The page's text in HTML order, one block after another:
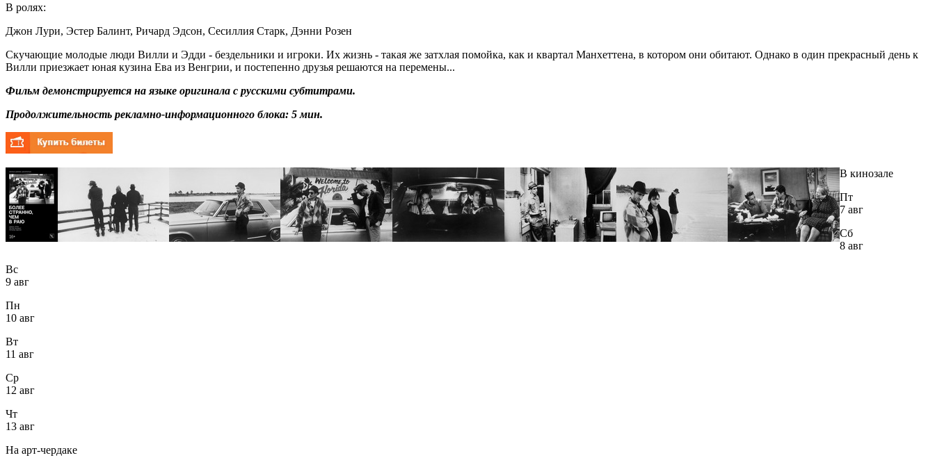
В ролях:
Джон Лури, Эстер Балинт, Ричард Эдсон, Сесиллия Старк, Дэнни Розен
Скучающие молодые люди Вилли и Эдди - бездельники и игроки. Их жизнь - такая же затхлая помойка, как и квартал Манхеттена, в котором они обитают. Однако в один прекрасный день к
Вилли приезжает юная кузина Ева из Венгрии, и постепенно друзья решаются на перемены...
Фильм демонстрируется на языке оригинала с русскими субтитрами.
Продолжительность рекламно-информационного блока: 5 мин.
В кинозале
Пт
7 авг
Сб
8 авг
Вс
9 авг
Пн
10 авг
Вт
11 авг
Ср
12 авг
Чт
13 авг
На арт-чердаке